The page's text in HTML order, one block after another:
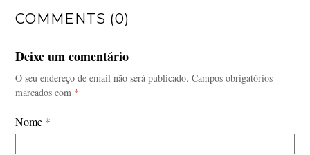
COMMENTS (0)
Deixe um comentário
O seu endereço de email não será publicado. Campos obrigatórios
marcados com *
Nome *